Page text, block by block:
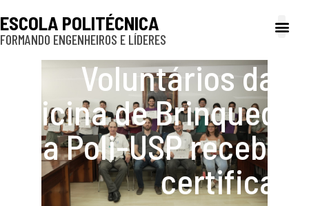
ESCOLA POLITÉCNICA
FORMANDO ENGENHEIROS E LÍDERES
Voluntários da 6ª
Oficina de Brinquedos
da Poli-USP recebem
certificado